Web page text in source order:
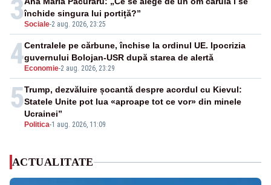
3Sociale-2 aug. 2026, 23:25
închide singura lui portiță?”
4 Economie-2 aug. 2026, 23:29
Centralele pe cărbune, închise la ordinul UE. Ipocrizia
guvernului Bolojan-USR după starea de alertă
5
Politica-1 aug. 2026, 11:09
Trump, dezvăluire șocantă despre acordul cu Kievul:
Statele Unite pot lua «aproape tot ce vor» din minele
Ucrainei”
ACTUALITATE